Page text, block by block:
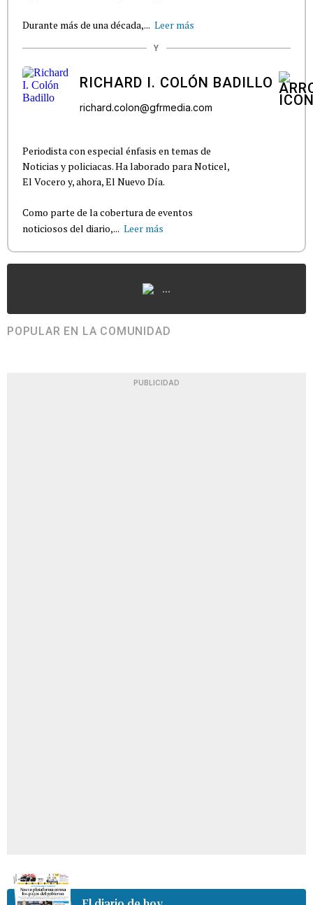
Durante más de una década,... Leer más
Y
RICHARD I. COLÓN BADILLO
richard.colon@gfrmedia.com
Periodista con especial énfasis en temas de
Noticias y policiacas. Ha laborado para Noticel,
El Vocero y, ahora, El Nuevo Día.
Como parte de la cobertura de eventos
noticiosos del diario,... Leer más
...
POPULAR EN LA COMUNIDAD
PUBLICIDAD